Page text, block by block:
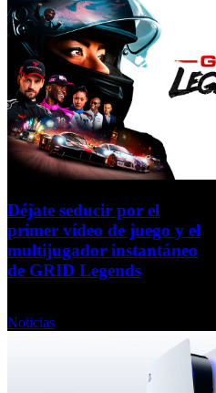
Déjate seducir por el
primer vídeo de juego y el
multijugador instantáneo
de GRID Legends
Noticias